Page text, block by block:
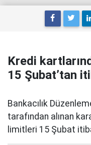
Kredi
15 Şubat’tan
Bankacılık
tarafından alınan
limitleri 15 Şubat